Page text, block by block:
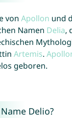
von Apollon und
Namen Delia,
Artemis.
geboren.
Delio?